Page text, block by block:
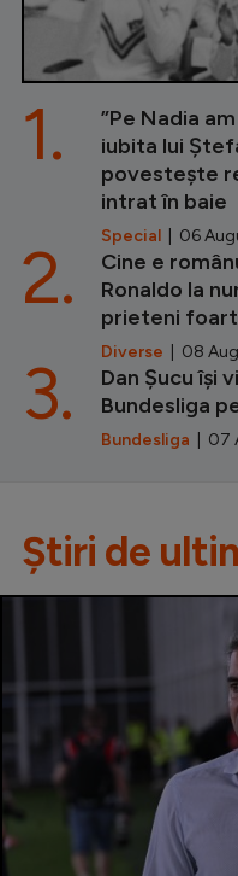
”Pe Nadia
iubita lui
povestește
intrat în baie
Special | 06
1.
Cine e
Ronaldo la
prieteni
Diverse | 08
2.
Dan Șucu își
Bundesliga
Bundesliga | 07
3.
Știri de